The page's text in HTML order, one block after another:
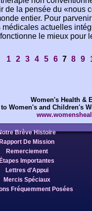
de la pensée du «nous
entier. Pour
actuelles
le mieux pour
1 2 3 4 5 6 7 8 9
Women's Health &
to Women's and Children's
Brève Histoire
Rapport De Mission
Remerciement
Étapes Importantes
Lettres d'Appui
Mercis Spéciaux
Fréquemment Posées